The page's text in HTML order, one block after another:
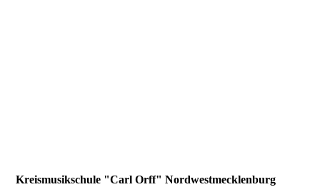
Kreismusikschule "Carl Orff" Nordwestmecklenburg